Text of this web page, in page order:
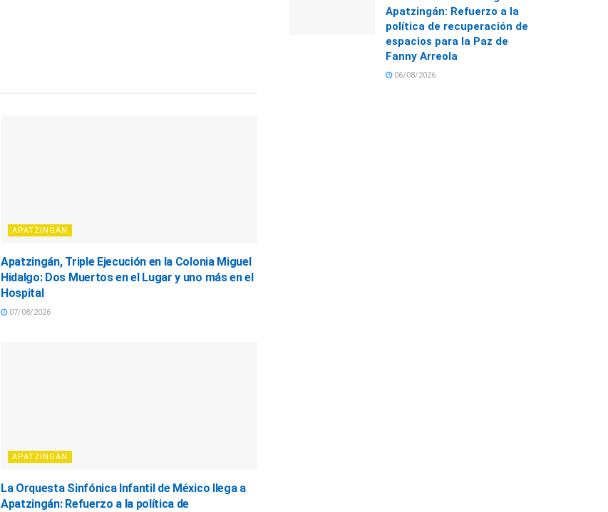
APATZINGÁN
Apatzingán, Triple Ejecución en la Colonia Miguel
Hidalgo: Dos Muertos en el Lugar y uno más en el
Hospital
07/08/2026
APATZINGÁN
La Orquesta Sinfónica Infantil de México llega a
Apatzingán: Refuerzo a la política de
Apatzingán: Refuerzo a la
política de recuperación de
espacios para la Paz de
Fanny Arreola
06/08/2026